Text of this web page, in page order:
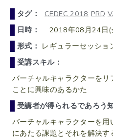
タグ： CEDEC 2018 PRD
日時：
2018年08月24日
形式： レギュラーセッショ
受講スキル：
バーチャルキャラクターを
ことに興味のあるかた
受講者が得られるであろう
バーチャルキャラクターを
にあたる課題とそれを解決す